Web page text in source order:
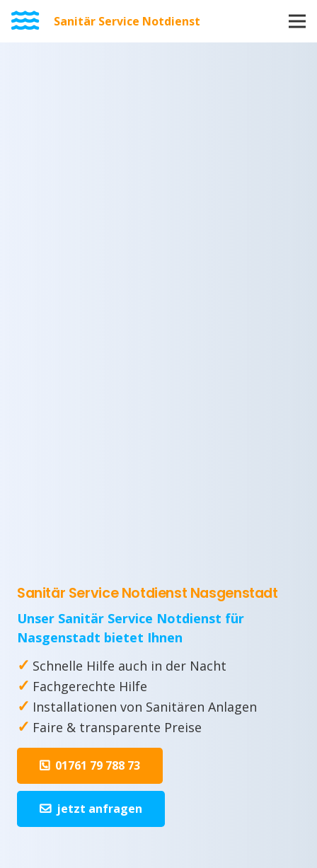
Sanitär Service Notdienst
Sanitär Service Notdienst Nasgenstadt
Unser Sanitär Service Notdienst für
Nasgenstadt bietet Ihnen
✓ Schnelle Hilfe auch in der Nacht
✓ Fachgerechte Hilfe
✓ Installationen von Sanitären Anlagen
✓ Faire & transparente Preise
01761 79 788 73
jetzt anfragen